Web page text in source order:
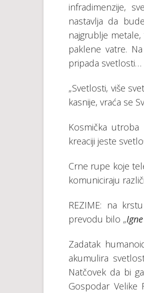
infradimenzije,
nastavlja da
najgrublje
paklene vatre.
pripada svetlosti…
„Svetlosti, više
kasnije, vraća se
Kosmička
kreaciji jeste
Crne rupe koje
komuniciraju
REZIME: na
prevodu bilo „
Zadatak
akumulira
Natčovek da bi
Gospodar